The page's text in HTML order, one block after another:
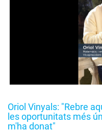
Oriol Vinyals: "Rebre
les oportunitats més
m'ha donat"